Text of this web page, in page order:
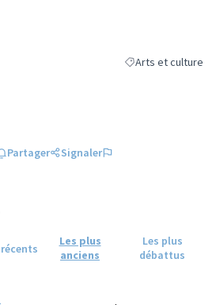
Filtrer les
Arts et culture
Partager Signaler
Les plus
anciens
Les plus
débattus